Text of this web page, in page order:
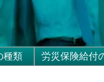
種類 労災保険給付